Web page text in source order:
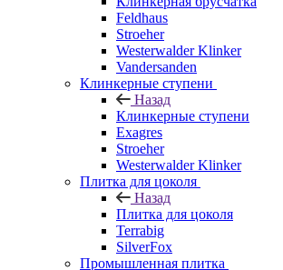
Feldhaus
Stroeher
Westerwalder Klinker
Vandersanden
Клинкерные ступени
Назад
Клинкерные ступени
Exagres
Stroeher
Westerwalder Klinker
Плитка для цоколя
Назад
Плитка для цоколя
Terrabig
SilverFox
Промышленная плитка